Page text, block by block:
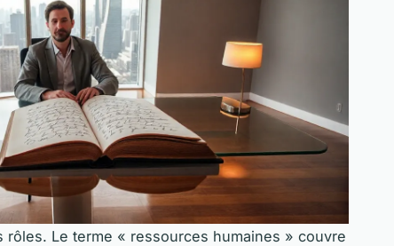
rôles. Le terme « ressources humaines » couvre